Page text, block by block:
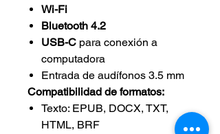
Wi-Fi
Bluetooth 4.2
USB-C para conexión a
computadora
Entrada de audífonos 3.5 mm
Compatibilidad de formatos:
Texto: EPUB, DOCX, TXT,
HTML, BRF